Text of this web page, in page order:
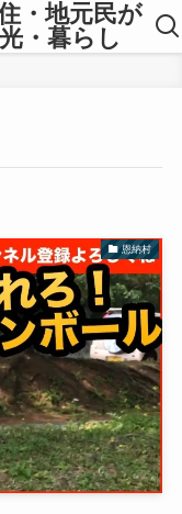
・地元民が
・暮らし
恩納村